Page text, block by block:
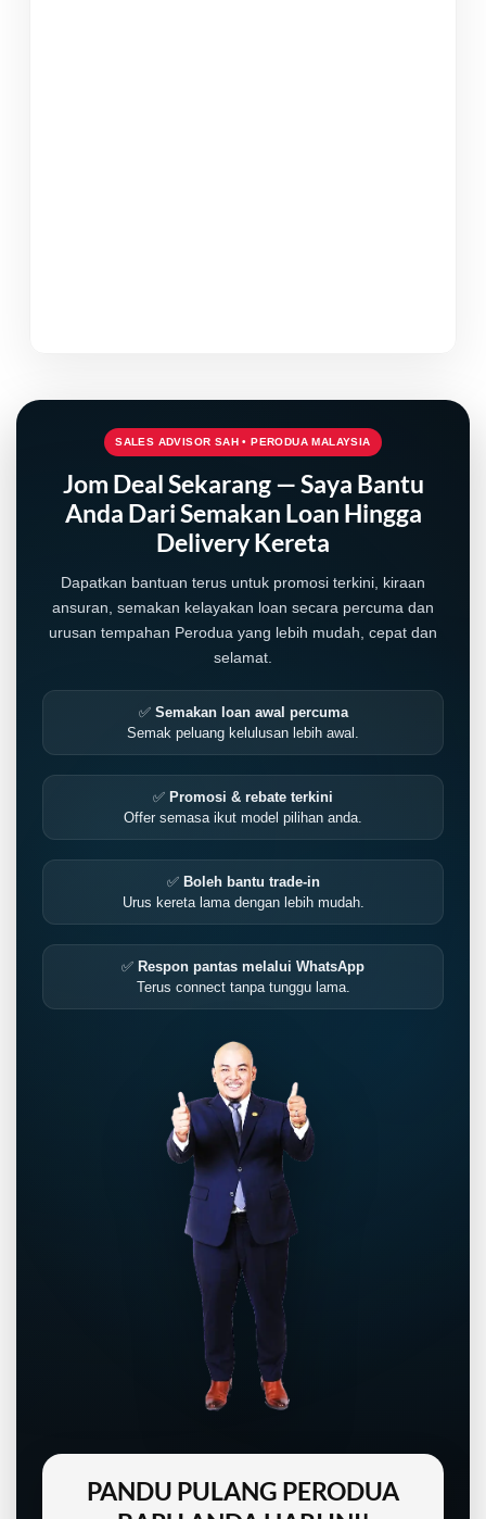
SALES ADVISOR SAH • PERODUA MALAYSIA
Jom Deal Sekarang — Saya Bantu
Anda Dari Semakan Loan Hingga
Delivery Kereta
Dapatkan bantuan terus untuk promosi terkini, kiraan
ansuran, semakan kelayakan loan secara percuma dan
urusan tempahan Perodua yang lebih mudah, cepat dan
selamat.
✅ Semakan loan awal percuma
Semak peluang kelulusan lebih awal.
✅ Promosi & rebate terkini
Offer semasa ikut model pilihan anda.
✅ Boleh bantu trade-in
Urus kereta lama dengan lebih mudah.
✅ Respon pantas melalui WhatsApp
Terus connect tanpa tunggu lama.
PANDU PULANG PERODUA